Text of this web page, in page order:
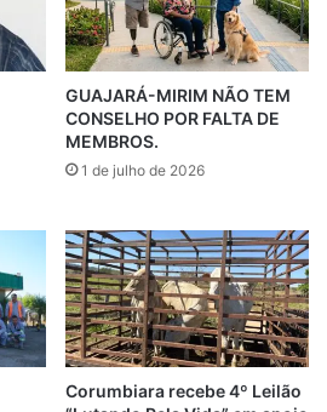
GUAJARÁ-MIRIM NÃO TEM
CONSELHO POR FALTA DE
MEMBROS.
1 de julho de 2026
Corumbiara recebe 4º Leilão